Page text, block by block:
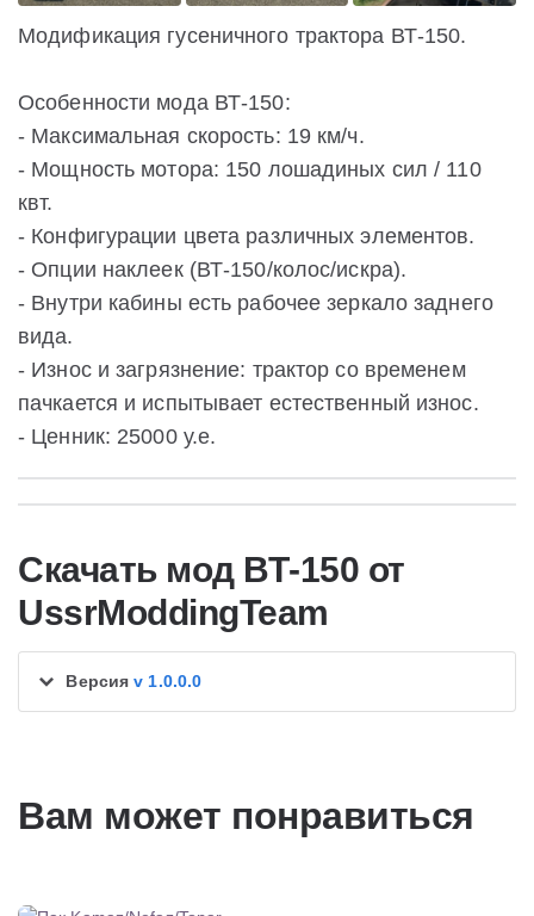
Модификация гусеничного трактора ВТ-150.
Особенности мода ВТ-150:
- Максимальная скорость: 19 км/ч.
- Мощность мотора: 150 лошадиных сил / 110
квт.
- Конфигурации цвета различных элементов.
- Опции наклеек (ВТ-150/колос/искра).
- Внутри кабины есть рабочее зеркало заднего
вида.
- Износ и загрязнение: трактор со временем
пачкается и испытывает естественный износ.
- Ценник: 25000 у.е.
Скачать мод ВТ-150 от
UssrModdingTeam
Версияv 1.0.0.0
Вам может понравиться